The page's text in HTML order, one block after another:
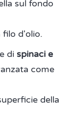
sul fondo
filo d'olio.
di spinaci e
come
della